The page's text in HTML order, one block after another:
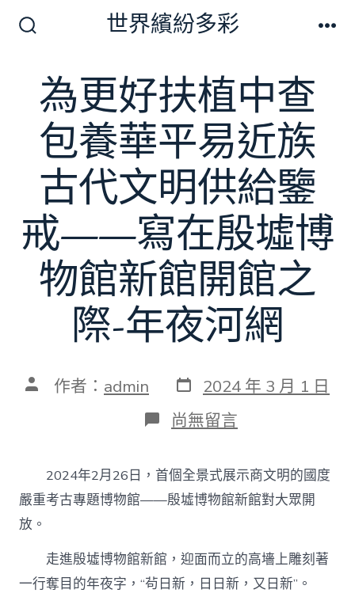
換
開
世界繽紛多彩
為更好扶植中查
包養華平易近族
古代文明供給鑒
戒——寫在殷墟博
物館新館開館之
際-年夜河網
文 作者： admin 發
表
日
期
2024 年 3 月 1 日
在
〈為
好
扶
植
包
養
華
尚無留言
2024年2月26日，首個全景式展示商文明的國度
嚴重考古專題博物館——殷墟博物館新館對大眾開
放。
走進殷墟博物館新館，迎面而立的高墻上雕刻著
一行奪目的年夜字，“茍日新，日日新，又日新”。